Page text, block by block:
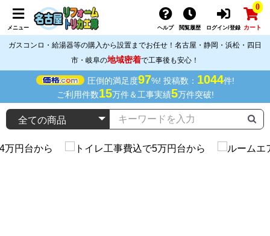
メニュー ヘルプ 閲覧履歴 ログイン/登録
0
カート
ガスコンロ・給湯器等の購入から設置までお任せ！名古屋・静岡・浜松・四日
市・岐阜の地域密着で工事後も安心！
圧倒的満足度97%! 投稿数： 1044件!
ご利用件数15万件＆工事実績5万件突破!